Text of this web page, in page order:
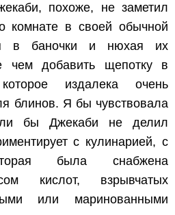
похоже, не заметил
комнате в своей обычной
в баночки и нюхая их
чем добавить щепотку в
издалека очень
блинов. Я бы чувствовала
бы Джекаби не делил
с кулинарией, с
была снабжена
кислот, взрывчатых
или маринованными